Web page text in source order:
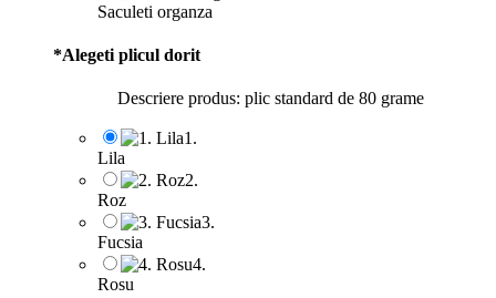
Saculeti organza
*Alegeti plicul dorit
Descriere produs: plic standard de 80 grame
1.
Lila
2.
Roz
3.
Fucsia
4.
Rosu